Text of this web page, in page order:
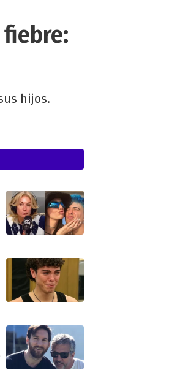
hijos.